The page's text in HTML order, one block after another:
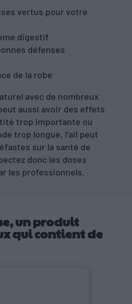
vertus pour votre
digestif
défenses
de la robe
avec de nombreux
aussi avoir des effets
trop importante ou
trop longue, l’ail peut
sur la santé de
donc les doses
les professionnels.
un produit
qui contient de